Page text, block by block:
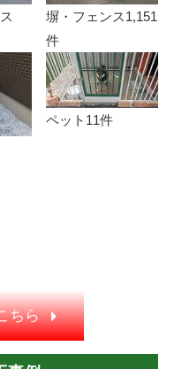
塀・フェンス1,151
件
ペット 11件
ちら